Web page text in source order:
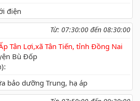
điện
Từ: 07:30:00 đến 08:30:00
Tân Lợi,xã Tân Tiến, tỉnh Đồng Nai
Bù Đốp
bảo dưỡng Trung, hạ áp